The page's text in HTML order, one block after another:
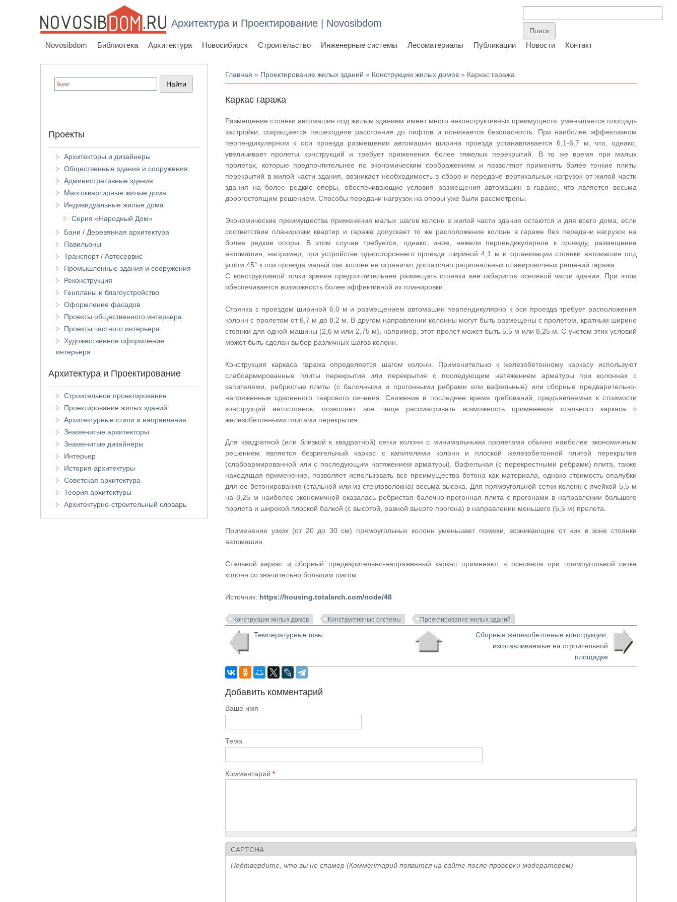
Архитектура и Проектирование | Novosibdom
Novosibdom Библиотека Архитектура Новосибирск Строительство Инженерные системы Лесоматериалы Публикации Новости Контакт
Вы здесь
Главная » Проектирование жилых зданий » Конструкции жилых домов » Каркас гаража
Каркас гаража
Размещение стоянки автомашин под жилым зданием имеет много неконструктивных преимуществ: уменьшается площадь
застройки, сокращается пешеходное расстояние до лифтов и понижается безопасность. При наиболее эффективном
перпендикулярном к оси проезда размещении автомашин ширина проезда устанавливается 6,1-6,7 м, что, однако,
увеличивает пролеты конструкций и требует применения более тяжелых перекрытий. В то же время при малых
пролетах, которые предпочтительнее по экономическим соображениям и позволяют применять более тонкие плиты
перекрытий в жилой части здания, возникает необходимость в сборе и передаче вертикальных нагрузок от жилой части
здания на более редкие опоры, обеспечивающие условия размещения автомашин в гараже, что является весьма
дорогостоящим решением. Способы передачи нагрузок на опоры уже были рассмотрены.
Экономические преимущества применения малых шагов колонн в жилой части здания остаются и для всего дома, если
соответствие планировки квартир и гаража допускает то же расположение колонн в гараже без передачи нагрузок на
более редкие опоры. В этом случае требуется, однако, иное, нежели перпендикулярное к проезду, размещение
автомашин; например, при устройстве одностороннего проезда шириной 4,1 м и организации стоянки автомашин под
углом 45° к оси проезда малый шаг колонн не ограничит достаточно рациональных планировочных решений гаража.
С конструктивной точки зрения предпочтительнее размещать стоянки вне габаритов основной части здания. При этом
обеспечивается возможность более эффективной их планировки.
Стоянка с проездом шириной 6,0 м и размещением автомашин перпендикулярно к оси проезда требует расположения
колонн с пролетом от 6,7 м до 8,2 м. В другом направлении колонны могут быть размещены с пролетом, кратным ширине
стоянки для одной машины (2,6 м или 2,75 м), например, этот пролет может быть 5,5 м или 8,25 м. С учетом этих условий
может быть сделан выбор различных шагов колонн.
Конструкция каркаса гаража определяется шагом колонн. Применительно к железобетонному каркасу используют
слабоармированные плиты перекрытия или перекрытия с последующим натяжением арматуры при колоннах с
капителями, ребристые плиты (с балочными и прогонными ребрами или вафельные) или сборные предварительно-
напряженные сдвоенного таврового сечения. Снижение в последнее время требований, предъявляемых к стоимости
конструкций автостоянок, позволяет все чаще рассматривать возможность применения стального каркаса с
железобетонными плитами перекрытия.
Для квадратной (или близкой к квадратной) сетки колонн с минимальными пролетами обычно наиболее экономичным
решением является безригельный каркас с капителями колонн и плоской железобетонной плитой перекрытия
(слабоармированной или с последующим натяжением арматуры). Вафельная (с перекрестными ребрами) плита, также
находящая применение, позволяет использовать все преимущества бетона как материала, однако стоимость опалубки
для ее бетонирования (стальной или из стекловолокна) весьма высока. Для прямоугольной сетки колонн с ячейкой 5,5 м
на 8,25 м наиболее экономичной оказалась ребристая балочно-прогонная плита с прогонами в направлении большего
пролета и широкой плоской балкой (с высотой, равной высоте прогона) в направлении меньшего (5,5 м) пролета.
Применение узких (от 20 до 30 см) прямоугольных колонн уменьшает помехи, возникающие от них в зоне стоянки
автомашин.
Стальной каркас и сборный предварительно-напряженный каркас применяют в основном при прямоугольной сетке
колонн со значительно большим шагом.
Источник: https://housing.totalarch.com/node/48
Конструкции жилых домов Конструктивные системы Проектирование жилых зданий
Температурные швы
Сборные железобетонные конструкции,
изготавливаемые на строительной
площадке
Добавить комментарий
Ваше имя
Тема
Комментарий*
CAPTCHA
Подтвердите, что вы не спамер (Комментарий появится на сайте после проверки модератором)
Проекты
Архитекторы и дизайнеры
Общественные здания и сооружения
Административные здания
Многоквартирные жилые дома
Индивидуальные жилые дома
Серия «Народный Дом»
Бани / Деревянная архитектура
Павильоны
Транспорт / Автосервис
Промышленные здания и сооружения
Реконструкция
Генпланы и благоустройство
Оформление фасадов
Проекты общественного интерьера
Проекты частного интерьера
Художественное оформление
интерьера
Архитектура и Проектирование
Строительное проектирование
Проектирование жилых зданий
Архитектурные стили и направления
Знаменитые архитекторы
Знаменитые дизайнеры
Интерьер
История архитектуры
Советская архитектура
Теория архитектуры
Архитектурно-строительный словарь